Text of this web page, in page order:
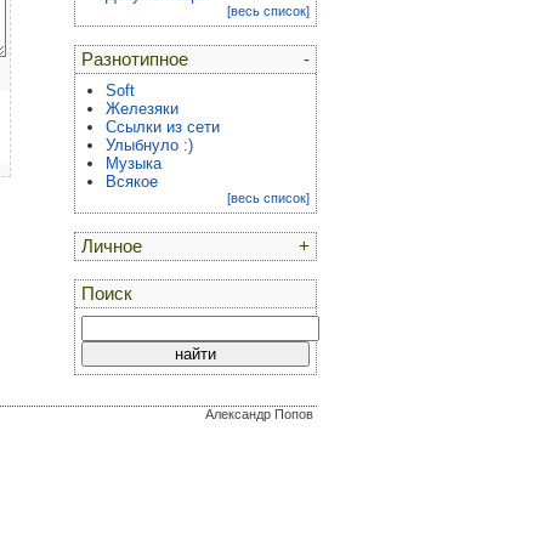
[весь список]
-
Разнотипное
Soft
Железяки
Ссылки из сети
Улыбнуло :)
Музыка
Всякое
[весь список]
+
Личное
Поиск
Александр Попов